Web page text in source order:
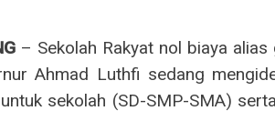
– Sekolah Rakyat nol biaya
Ahmad Luthfi sedang
sekolah (SD-SMP-SMA)